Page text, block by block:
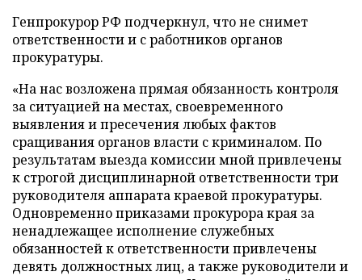
Генпрокурор РФ подчеркнул, что не снимет
ответственности и с работников органов
прокуратуры.
«На нас возложена прямая обязанность контроля
за ситуацией на местах, своевременного
выявления и пресечения любых фактов
сращивания органов власти с криминалом. По
результатам выезда комиссии мной привлечены
к строгой дисциплинарной ответственности три
руководителя аппарата краевой прокуратуры.
Одновременно приказами прокурора края за
ненадлежащее исполнение служебных
обязанностей к ответственности привлечены
девять должностных лиц, а также руководители и